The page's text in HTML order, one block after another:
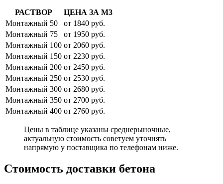
РАСТВОР
ЦЕНА ЗА М3
Монтажный 50
от 1840 руб.
Монтажный 75
от 1950 руб.
Монтажный 100 от 2060 руб.
Монтажный 150 от 2230 руб.
Монтажный 200 от 2450 руб.
Монтажный 250 от 2530 руб.
Монтажный 300 от 2680 руб.
Монтажный 350 от 2700 руб.
Монтажный 400 от 2760 руб.
Цены в таблице указаны среднерыночные,
актуальную стоимость советуем уточнять
напрямую у поставщика по телефонам ниже.
Стоимость доставки бетона